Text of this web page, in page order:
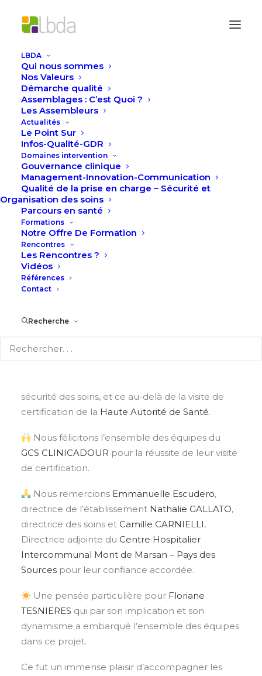
LBDA
Qui nous sommes
Nos Valeurs
Démarche qualité
Assemblages : C’est Quoi ?
Les Assembleurs
Actualités
Le Point Sur
Infos-Qualité-GDR
Domaines intervention
Gouvernance clinique
Management-Innovation-Communication
Qualité de la prise en charge – Sécurité et
Organisation des soins
Parcours en santé
Formations
Notre Offre De Formation
Rencontres
Les Rencontres ?
Vidéos
Références
Contact
Recherche
Accueil
Félicitations aux établissements
LBDA– Nous sommes fiers d’
sécurité des soins, et ce au-delà de la visite de
certification de la Haute Autorité de Santé.
Nous félicitons l’ensemble des équipes du
GCS CLINICADOUR pour la réussite de leur visite
de certification.
Nous remercions Emmanuelle Escudero,
directrice de l’établissement Nathalie GALLATO,
directrice des soins et Camille CARNIELLI,
Directrice adjointe du Centre Hospitalier
Intercommunal Mont de Marsan – Pays des
Sources pour leur confiance accordée.
Une pensée particulière pour Floriane
TESNIERES qui par son implication et son
dynamisme a embarqué l’ensemble des équipes
dans ce projet.
Ce fut un immense plaisir d’accompagner les